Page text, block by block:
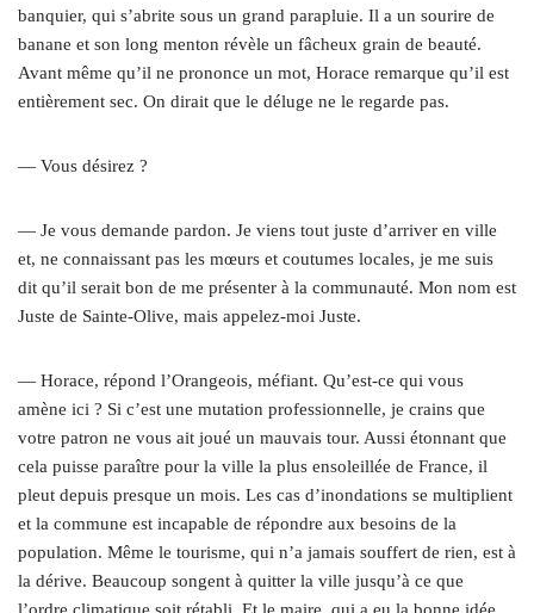
banquier, qui s’abrite sous un grand parapluie. Il a un sourire de
banane et son long menton révèle un fâcheux grain de beauté.
Avant même qu’il ne prononce un mot, Horace remarque qu’il est
entièrement sec. On dirait que le déluge ne le regarde pas.
— Vous désirez ?
— Je vous demande pardon. Je viens tout juste d’arriver en ville
et, ne connaissant pas les mœurs et coutumes locales, je me suis
dit qu’il serait bon de me présenter à la communauté. Mon nom est
Juste de Sainte-Olive, mais appelez-moi Juste.
— Horace, répond l’Orangeois, méfiant. Qu’est-ce qui vous
amène ici ? Si c’est une mutation professionnelle, je crains que
votre patron ne vous ait joué un mauvais tour. Aussi étonnant que
cela puisse paraître pour la ville la plus ensoleillée de France, il
pleut depuis presque un mois. Les cas d’inondations se multiplient
et la commune est incapable de répondre aux besoins de la
population. Même le tourisme, qui n’a jamais souffert de rien, est à
la dérive. Beaucoup songent à quitter la ville jusqu’à ce que